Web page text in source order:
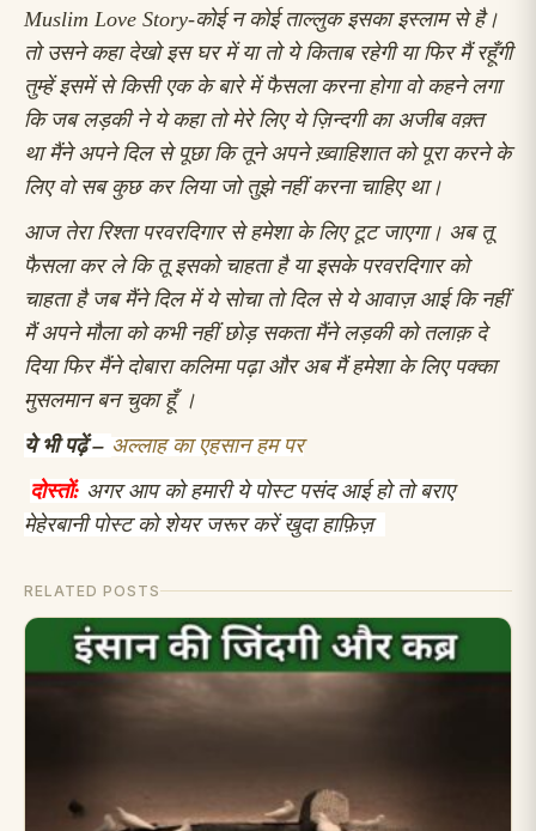
Muslim Love Story-कोई न कोई ताल्लुक इसका इस्लाम से है।
तो उसने कहा देखो इस घर में या तो ये किताब रहेगी या फिर मैं रहूँगी
तुम्हें इसमें से किसी एक के बारे में फैसला करना होगावो कहने लगा
कि जब लड़की ने ये कहा तो मेरे लिए ये ज़िन्दगी का अजीब वक़्त
थामैंने अपने दिल से पूछा कि तूने अपने ख़्वाहिशात को पूरा करने के
लिए वो सब कुछ कर लिया जो तुझे नहीं करना चाहिए था।
आज तेरा रिश्ता परवरदिगार से हमेशा के लिए टूट जाएगा। अब तू
फैसला कर ले कि तू इसको चाहता है या इसके परवरदिगार को
चाहता है जब मैंने दिल में ये सोचा तो दिल से ये आवाज़ आई कि नहीं
मैं अपने मौला को कभी नहीं छोड़ सकतामैंने लड़की को तलाक़ दे
दियाफिर मैंने दोबारा कलिमा पढ़ा और अब मैं हमेशा के लिए पक्का
मुसलमान बन चुका हूँ ।
ये भी पढ़ें – अल्लाह का एहसान हम पर
दोस्तों: अगर आप को हमारी ये पोस्ट पसंद आई हो तो बराए
मेहेरबानी पोस्ट को शेयर जरूर करें खुदा हाफ़िज़
RELATED POSTS